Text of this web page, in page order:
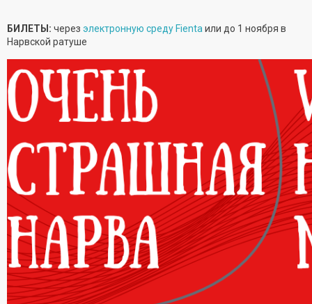
БИЛЕТЫ: через электронную среду Fienta или до 1 ноября в
Нарвской ратуше